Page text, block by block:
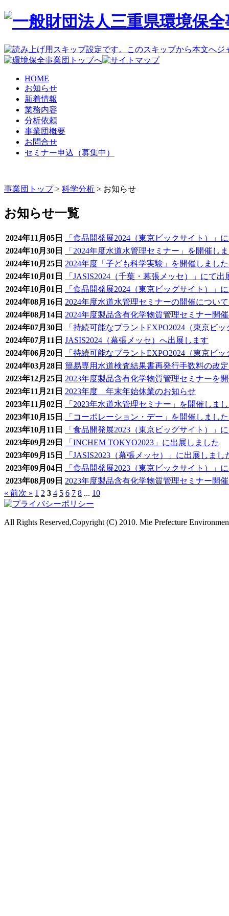
HOME
お知らせ
新着情報
業務内容
分析依頼
事業団概要
お問合せ
セミナー申込（募集中）
事業団トップ > 科学分析 > お知らせ
お知らせ一覧
2024年11月05日
「食品開発展2024（東京ビックサイト）」
2024年10月30日
「2024年度水道水管理セミナー」を開催し
2024年10月25日 2024年度「子ども科学実験」を開催しまし
2024年10月01日
「JASIS2024（千葉・幕張メッセ）」にて
2024年10月01日
「食品開発展2024（東京ビッグサイト）」
2024年08月16日 2024年度水道水管理セミナーの開催につい
2024年08月14日 2024年度製品含有化学物質管理セミナー開
2024年07月30日
「持続可能なプラントEXPO2024（東京ビ
2024年07月11日 JASIS2024（幕張メッセ）へ出展します
2024年06月20日
「持続可能なプラントEXPO2024（東京ビ
2024年03月28日 簡易専用水道検査結果書再発行手数料の改
2023年12月25日 2023年度製品含有化学物質管理セミナーを
2023年11月21日 2023年度 年末年始休業のお知らせ
2023年11月02日
「2023年水道水管理セミナー」を開催しま
2023年10月15日
「コーポレーション・デー」を開催しまし
2023年10月11日
「食品開発展2023（東京ビッグサイト）」
2023年09月29日
「INCHEM TOKYO2023」に出展しました
2023年09月15日
「JASIS2023（幕張メッセ）」に出展しまし
2023年09月04日
「食品開発展2023（東京ビックサイト）」
2023年08月09日 2023年度製品含有化学物質管理セミナー開
« 前次 » 1 2 3 4 5 6 7 8 ... 10
All Rights Reserved,Copyright (C) 2010. Mie Prefecture